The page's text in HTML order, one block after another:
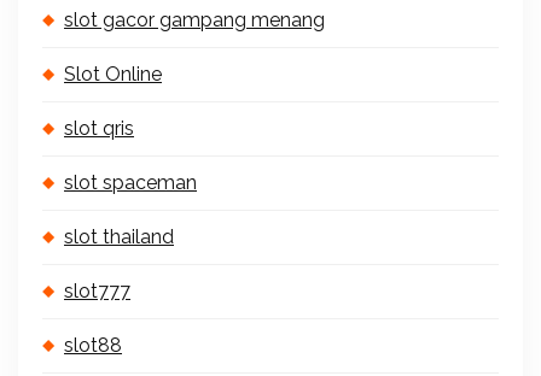
slot gacor gampang menang
Slot Online
slot qris
slot spaceman
slot thailand
slot777
slot88